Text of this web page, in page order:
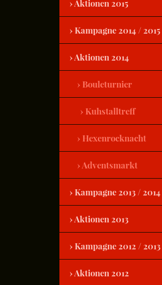
Aktionen 2015
Kampagne 2014 / 2015
Aktionen 2014
Bouleturnier
Kuhstalltreff
Hexenrocknacht
Adventsmarkt
Kampagne 2013 / 2014
Aktionen 2013
Kampagne 2012 / 2013
Aktionen 2012